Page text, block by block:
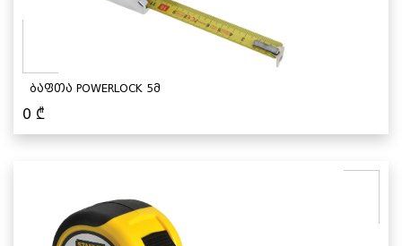
ბაფთა POWERLOCK 5მ
0 ₾